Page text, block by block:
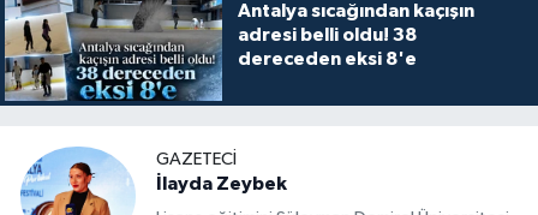
Antalya sıcağından kaçışın
adresi belli oldu! 38
dereceden eksi 8'e
GAZETECI
İlayda Zeybek